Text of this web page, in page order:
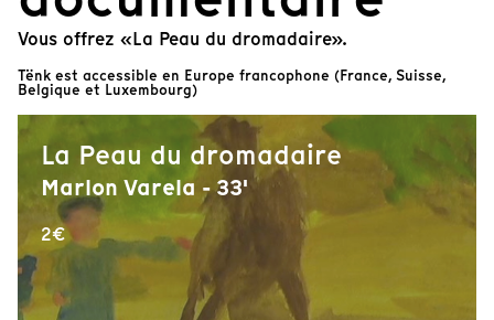
Vous offrez «La Peau du dromadaire».
Tënk est accessible en Europe francophone (France, Suisse,
Belgique et Luxembourg)
La Peau du dromadaire
Marlon Varela - 33'
2€